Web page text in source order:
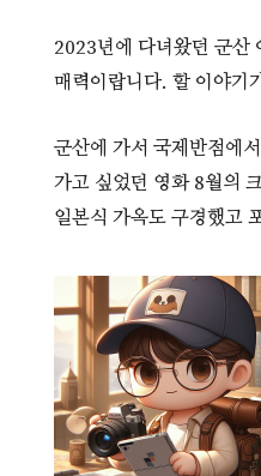
2023년에 다녀왔던 군산
매력이랍니다. 할 이야기
군산에 가서 국제반점에
가고 싶었던 영화 8월의
일본식 가옥도 구경했고